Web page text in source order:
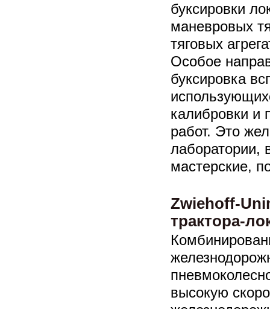
буксировки
маневровых
тяговых
Особое
буксировка
калибровки и
работ. Это
лаборатории,
мастерские,
Zwiehoff-
трактора-
высокую